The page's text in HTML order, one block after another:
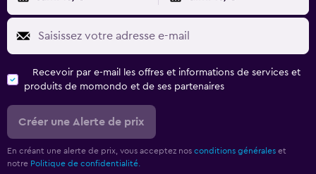
Recevoir par e-mail les offres et informations de services et
produits de momondo et de ses partenaires
Créer une Alerte de prix
En créant une alerte de prix, vous acceptez nos conditions générales et
notre Politique de confidentialité.